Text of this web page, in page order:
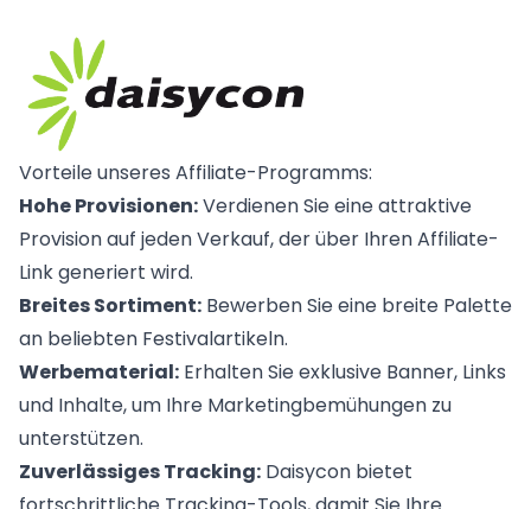
Vorteile unseres Affiliate-Programms:
Hohe Provisionen:Verdienen Sie eine attraktive
Provision auf jeden Verkauf, der über Ihren Affiliate-
Link generiert wird.
Breites Sortiment: Bewerben Sie eine breite Palette
an beliebten Festivalartikeln.
Werbematerial: Erhalten Sie exklusive Banner, Links
und Inhalte, um Ihre Marketingbemühungen zu
unterstützen.
Zuverlässiges Tracking: Daisycon bietet